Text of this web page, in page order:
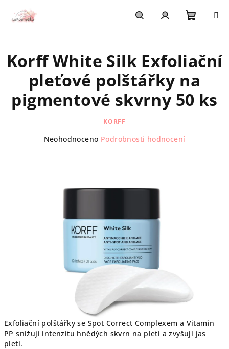
obsah
košík
Exfoliační polštářky se Spot Correct Complexem a Vitamin
PP snižují intenzitu hnědých skvrn na pleti a zvyšují jas
pleti.
Korff White Silk Exfoliační
pleťové polštářky na
pigmentové skvrny 50 ks
KORFF
Průměrné
Neohodnoceno Podrobnosti hodnocení